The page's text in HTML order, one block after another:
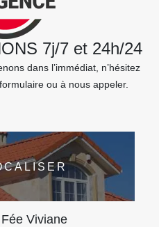
7j/7 et 24h/24
dans l’immédiat, n’hésitez
ou à nous appeler.
Viviane